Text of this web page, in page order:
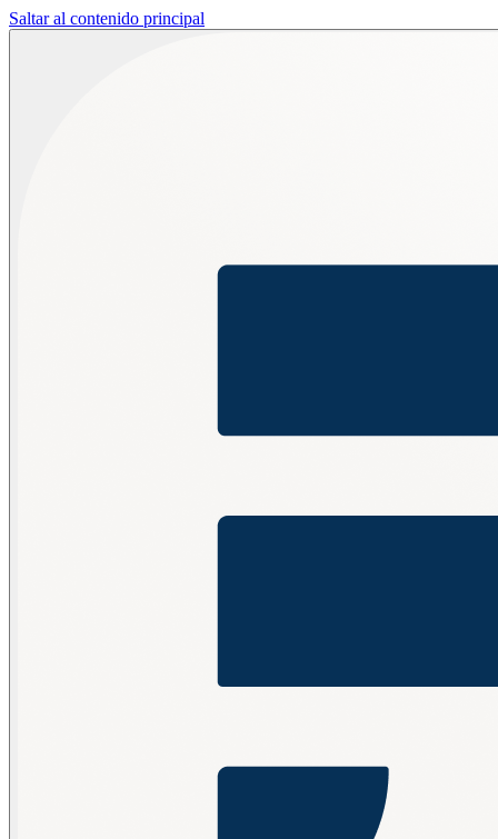
Saltar al contenido principal